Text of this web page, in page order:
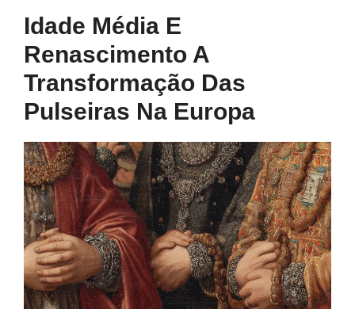
Idade Média E
Renascimento A
Transformação Das
Pulseiras Na Europa